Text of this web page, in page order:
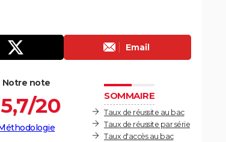
Email
SOMMAIRE
Taux de réussite au bac
Taux de réussite par série
Taux d'accès au bac
Notre note
20